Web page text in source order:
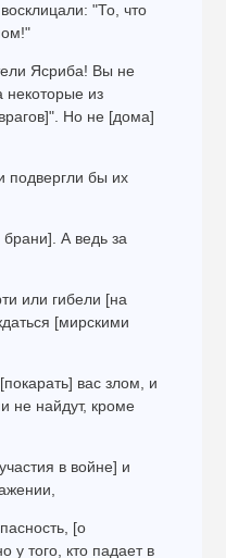
"То, что
Ясриба! Вы не
некоторые из
Но не [дома]
подвергли бы их
брани]. А ведь за
или гибели [на
[мирскими
вас злом, и
не найдут, кроме
в войне] и
[о
у того, кто падает в